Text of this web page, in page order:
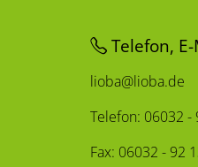
Telefon, E-
lioba@lioba.de
Telefon: 06032 -
Fax: 06032 - 92